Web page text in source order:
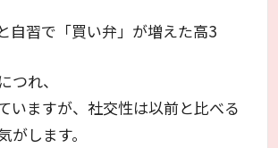
自習で「買い弁」が増えた高3
つれ、
いますが、社交性は以前と比べる
がします。